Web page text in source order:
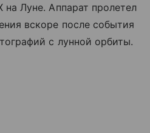
на Луне. Аппарат пролетел
вскоре после события
с лунной орбиты.